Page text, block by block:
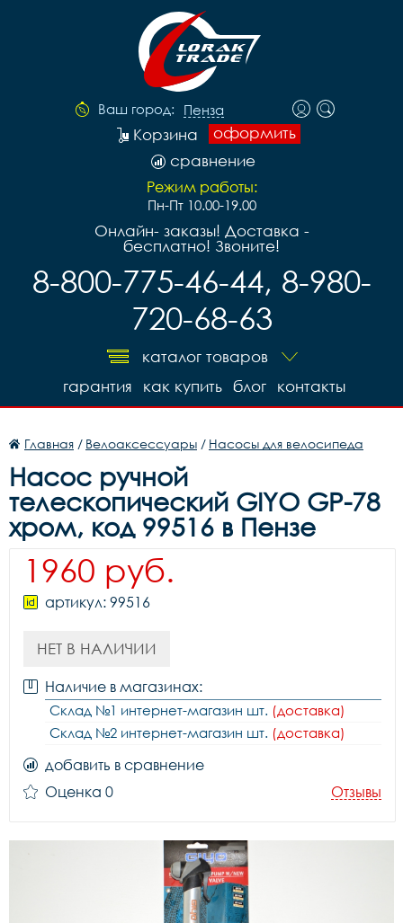
Ваш город: Пенза
оформить
Корзина
сравнение
Режим работы:
Пн-Пт 10.00-19.00
Онлайн- заказы! Доставка -
бесплатно! Звоните!
8-800-775-46-44, 8-980-
720-68-63
каталог товаров
контакты
блог
как купить
гарантия
Главная / Велоаксессуары / Насосы для велосипеда
Насос ручной
телескопический GIYO GP-78
хром, код 99516 в Пензе
1960 руб.
артикул: 99516
НЕТ В НАЛИЧИИ
Наличие в магазинах:
Склад №1 интернет-магазин шт. (доставка)
Склад №2 интернет-магазин шт. (доставка)
добавить в сравнение
Оценка 0
Отзывы